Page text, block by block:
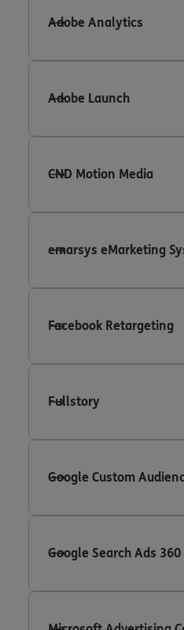
Adobe Analytics
Adobe Launch
CND Motion Media
emarsys eMarketing
Facebook Retargeting
Fullstory
Google Custom
Google Search Ads 360